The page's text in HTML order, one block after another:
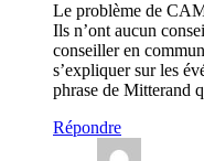
Le problème de
Ils n’ont aucun
conseiller en
s’expliquer sur les
phrase de Mitterand
Répondre